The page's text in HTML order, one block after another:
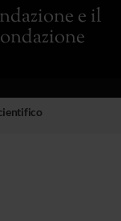
e il